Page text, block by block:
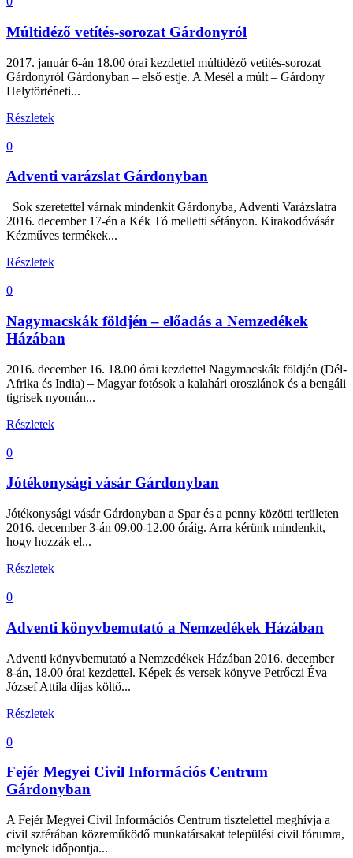
Múltidéző vetítés-sorozat Gárdonyról
2017. január 6-án 18.00 órai kezdettel múltidéző vetítés-sorozat
Gárdonyról Gárdonyban – első estje. A Mesél a múlt – Gárdony
Helytörténeti...
Részletek
0
Adventi varázslat Gárdonyban
Sok szeretettel várnak mindenkit Gárdonyba, Adventi Varázslatra
2016. december 17-én a Kék Tó melletti sétányon. Kirakodóvásár
Kézműves termékek...
Részletek
0
Nagymacskák földjén – előadás a Nemzedékek
Házában
2016. december 16. 18.00 órai kezdettel Nagymacskák földjén (Dél-
Afrika és India) – Magyar fotósok a kalahári oroszlánok és a bengáli
tigrisek nyomán...
Részletek
0
Jótékonysági vásár Gárdonyban
Jótékonysági vásár Gárdonyban a Spar és a penny közötti területen
2016. december 3-án 09.00-12.00 óráig. Arra kérünk mindenkit,
hogy hozzák el...
Részletek
0
Adventi könyvbemutató a Nemzedékek Házában
Adventi könyvbemutató a Nemzedékek Házában 2016. december
8-án, 18.00 órai kezdettel. Képek és versek könyve Petrőczi Éva
József Attila díjas költő...
Részletek
0
Fejér Megyei Civil Információs Centrum
Gárdonyban
A Fejér Megyei Civil Információs Centrum tisztelettel meghívja a
civil szférában közreműködő munkatársakat települési civil fórumra,
melynek időpontja...